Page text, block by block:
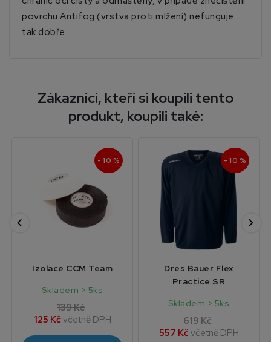
povrchu Antifog (vrstva proti mlžení) nefunguje
tak dobře.
Zákazníci, kteří si koupili tento
produkt, koupili také:
- 10 %
Izolace CCM Team
Skladem > 5ks
139 Kč
125 Kčvčetně DPH
- 10 %
Dres Bauer Flex
Practice SR
Skladem > 5ks
619 Kč
557 Kčvčetně DPH